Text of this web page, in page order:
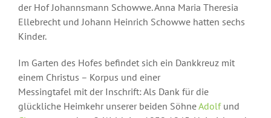
der Hof Johannsmann Schowwe. Anna Maria Theresia
Ellebrecht und Johann Heinrich Schowwe hatten sechs
Kinder.
Im Garten des Hofes befindet sich ein Dankkreuz mit
einem Christus – Korpus und einer
Messingtafel mit der Inschrift: Als Dank für die
glückliche Heimkehr unserer beiden SöhneAdolfund